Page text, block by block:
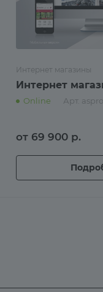
Интернет магазины
Интернет
Online Арт.
от 69 900 р.